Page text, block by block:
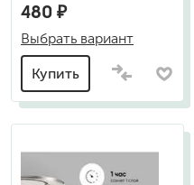
480 ₽
Выбрать вариант
Купить